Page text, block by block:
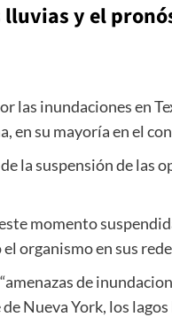
y el
las inundaciones en
en su mayoría en el
la suspensión de las
momento
organismo en sus
de
Nueva York, los